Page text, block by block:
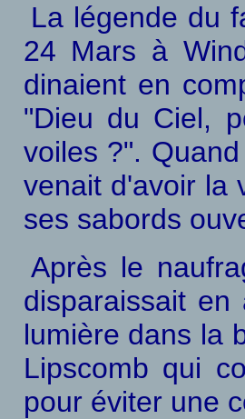
La légende du
24 Mars à
dinaient en
"Dieu du Ciel,
voiles ?".
venait d'avoir la
ses sabords
Après le
disparaissait
lumière dans la
Lipscomb qui
pour éviter une